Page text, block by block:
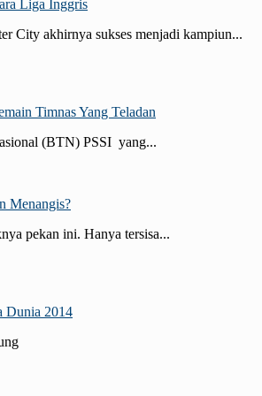
Liga Inggris
City akhirnya sukses menjadi kampiun...
Timnas Yang Teladan
(BTN) PSSI yang...
Menangis?
pekan ini. Hanya tersisa...
Dunia 2014